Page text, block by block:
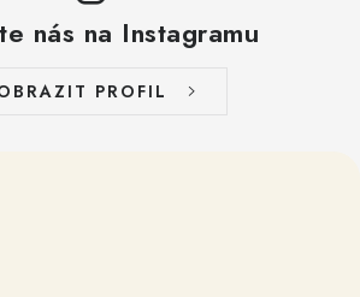
nás na Instagramu
PROFIL